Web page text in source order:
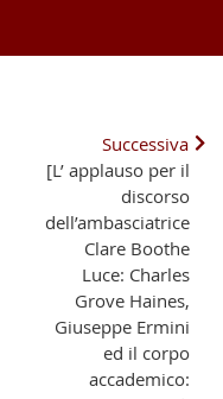
Successiva
[L’ applauso per il
discorso
dell’ambasciatrice
Clare Boothe
Luce: Charles
Grove Haines,
Giuseppe Ermini
ed il corpo
accademico: